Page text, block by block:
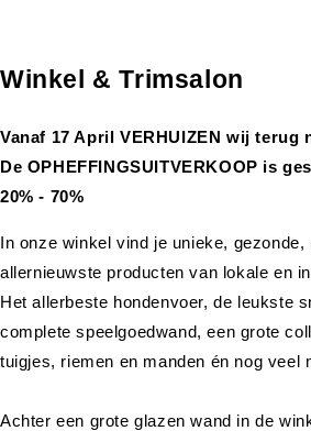
Winkel & Trimsalon
Vanaf 17 April VERHUIZEN wij terug
De OPHEFFINGSUITVERKOOP is
20% - 70%
In onze winkel vind je unieke, gezonde,
allernieuwste producten van lokale en
Het allerbeste hondenvoer, de leukste
complete speelgoedwand, een grote
tuigjes, riemen en manden én nog veel
Achter een grote glazen wand in de